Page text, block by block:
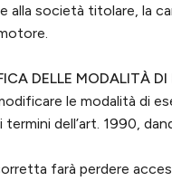
alla società titolare, la
DELLE MODALITÀ
le modalità di
dell’art. 1990,
farà perdere